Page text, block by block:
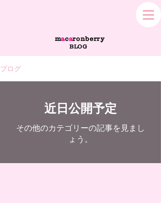
macaronberry
BLOG
ブログ
近日公開予定
その他のカテゴリーの記事を見まし
ょう。